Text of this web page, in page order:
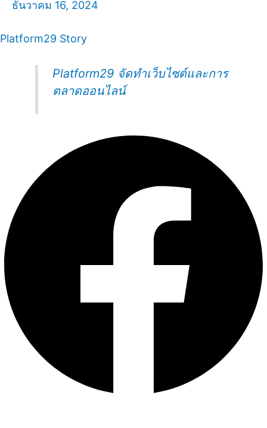
ธันวาคม 16, 2024
Platform29 Story
Platform29 จัดทำเว็บไซต์และการ
ตลาดออนไลน์